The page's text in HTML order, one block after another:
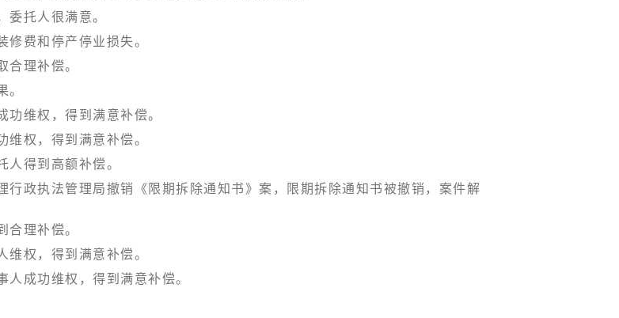
托人很满意。
费和停产停业损失。
合理补偿。
。
维权，得到满意补偿。
权，得到满意补偿。
得到高额补偿。
政执法管理局撤销《限期拆除通知书》案，限期拆除通知书被撤销，案件解
合理补偿。
权，得到满意补偿。
成功维权，得到满意补偿。